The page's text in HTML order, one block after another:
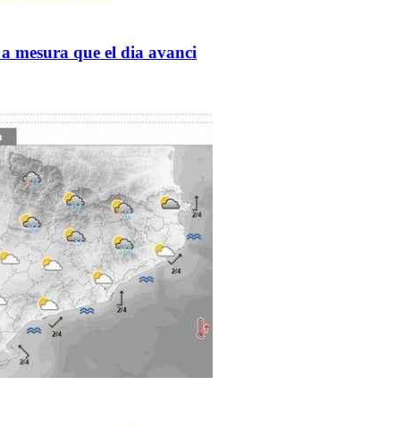
mesura que el dia avanci